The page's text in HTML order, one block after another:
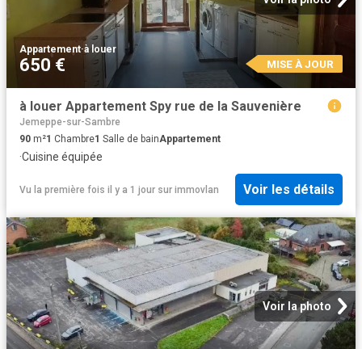
Appartement·à louer
650 € MISE À JOUR
à louer Appartement Spy rue de la Sauvenière
Jemeppe-sur-Sambre
90 m²1 Chambre1 Salle de bainAppartement
·Cuisine équipée
Vu la première fois il y a 1 jour sur immovlan Voir les détails
Voir la photo